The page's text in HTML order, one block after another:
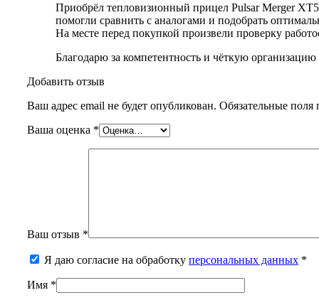
Приобрёл тепловизионный прицел Pulsar Merger
помогли сравнить с аналогами и подобрать
На месте перед покупкой произвели проверку
Благодарю за компетентность и чёткую
Добавить отзыв
Ваш адрес email не будет опубликован. Обязательные
Ваша оценка *
Ваш отзыв *
Я даю согласие на обработку персональных данных *
Имя *